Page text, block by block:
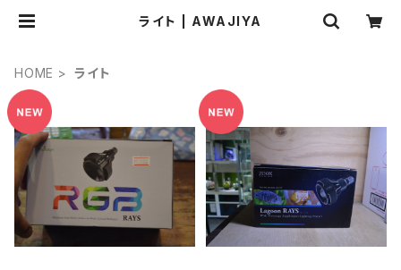
ライト | AWAJIYA
HOME ライト